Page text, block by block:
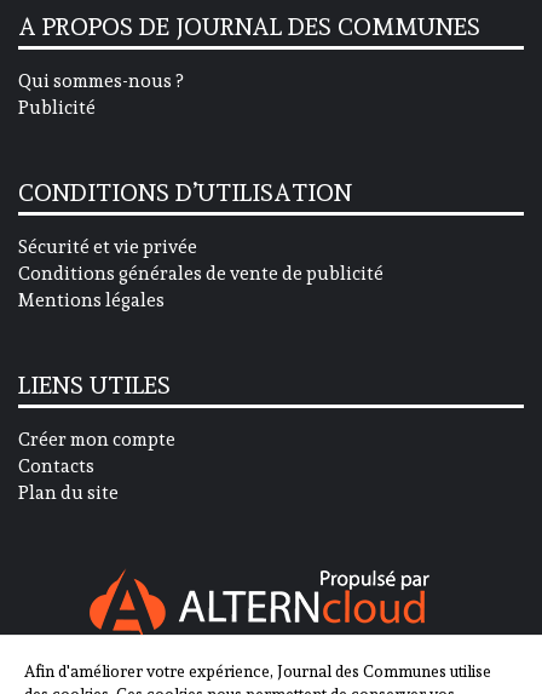
A PROPOS DE JOURNAL DES COMMUNES
Qui sommes-nous ?
Publicité
CONDITIONS D’UTILISATION
Sécurité et vie privée
Conditions générales de vente de publicité
Mentions légales
LIENS UTILES
Créer mon compte
Contacts
Plan du site
SUIVEZ-NOUS SUR
Afin d'améliorer votre expérience, Journal des Communes utilise